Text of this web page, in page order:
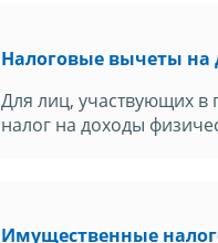
Налоговые вычеты на
Для лиц, участвующих в
налог на доходы
Имущественные